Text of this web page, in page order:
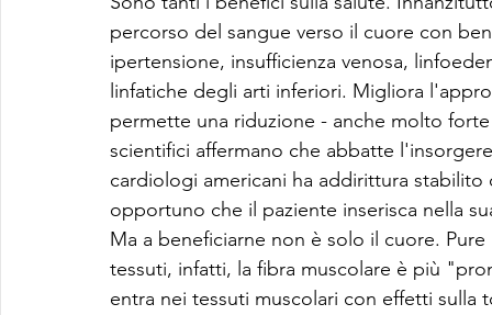
percorso del sangue verso il cuore con
ipertensione, insufficienza venosa,
linfatiche degli arti inferiori. Migliora
permette una riduzione - anche molto
scientifici affermano che abbatte
cardiologi americani ha addirittura
opportuno che il paziente inserisca nella
Ma a beneficiarne non è solo il cuore.
tessuti, infatti, la fibra muscolare è più
entra nei tessuti muscolari con effetti sulla